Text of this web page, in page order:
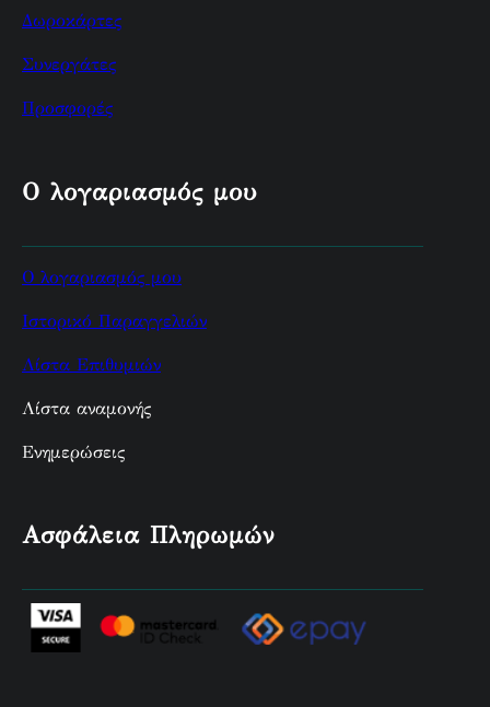
Δωροκάρτες
Συνεργάτες
Προσφορές
Ο λογαριασμός μου
Ο λογαριασμός μου
Ιστορικό Παραγγελιών
Λίστα Επιθυμιών
Λίστα αναμονής
Ενημερώσεις
Ασφάλεια Πληρωμών